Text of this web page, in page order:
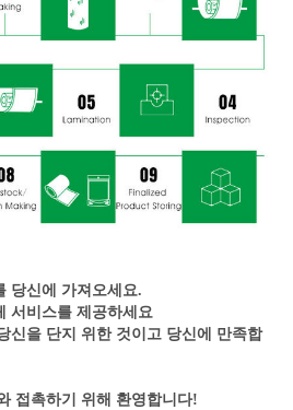
당신에 가져오세요.
서비스를 제공하세요
신을 단지 위한 것이고 당신에 만족합
접촉하기 위해 환영합니다!